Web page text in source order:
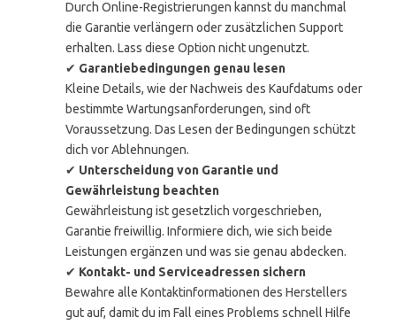
Durch Online-Registrierungen kannst du manchmal
die Garantie verlängern oder zusätzlichen Support
erhalten. Lass diese Option nicht ungenutzt.
✔ Garantiebedingungen genau lesen
Kleine Details, wie der Nachweis des Kaufdatums oder
bestimmte Wartungsanforderungen, sind oft
Voraussetzung. Das Lesen der Bedingungen schützt
dich vor Ablehnungen.
✔ Unterscheidung von Garantie und
Gewährleistung beachten
Gewährleistung ist gesetzlich vorgeschrieben,
Garantie freiwillig. Informiere dich, wie sich beide
Leistungen ergänzen und was sie genau abdecken.
✔ Kontakt- und Serviceadressen sichern
Bewahre alle Kontaktinformationen des Herstellers
gut auf, damit du im Fall eines Problems schnell Hilfe